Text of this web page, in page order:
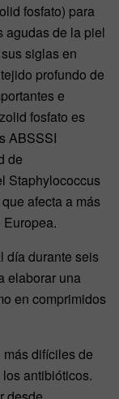
fosfato) para
agudas de la piel
siglas en
profundo de
e
fosfato es
ABSSSI
de
Staphylococcus
afecta a más
día durante seis
elaborar una
en comprimidos
difíciles de
antibióticos.